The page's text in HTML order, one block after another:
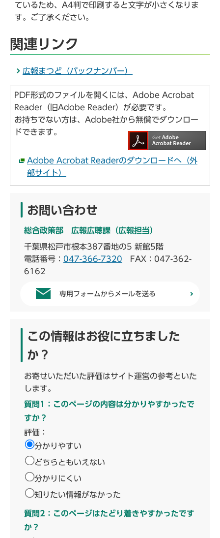
ているため、A4判で印刷すると文字が小さくなりま
す。ご了承ください。
関連リンク
広報まつど（バックナンバー）
PDF形式のファイルを開くには、Adobe Acrobat
Reader（旧Adobe Reader）が必要です。
お持ちでない方は、Adobe社から無償でダウンロー
ドできます。
Adobe Acrobat Readerのダウンロードへ（外
部サイト）
お問い合わせ
総合政策部 広報広聴課（広報担当）
千葉県松戸市根本387番地の5 新館5階
電話番号： 047-366-7320 FAX：047-362-
6162
専用フォームからメールを送る
この情報はお役に立ちました
か？
お寄せいただいた評価はサイト運営の参考といた
します。
質問1：このページの内容は分かりやすかったで
すか？
評価：
分かりやすい
どちらともいえない
分かりにくい
知りたい情報がなかった
質問2：このページはたどり着きやすかったです
か？